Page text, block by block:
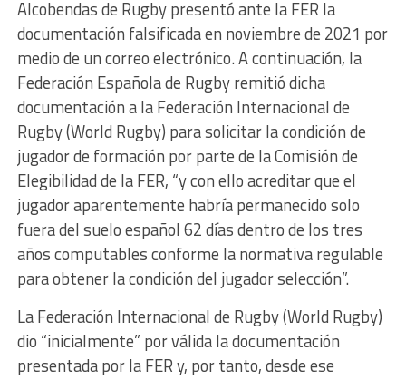
Alcobendas de Rugby presentó ante la FER la
documentación falsificada en noviembre de 2021 por
medio de un correo electrónico. A continuación, la
Federación Española de Rugby remitió dicha
documentación a la Federación Internacional de
Rugby (World Rugby) para solicitar la condición de
jugador de formación por parte de la Comisión de
Elegibilidad de la FER, “y con ello acreditar que el
jugador aparentemente habría permanecido solo
fuera del suelo español 62 días dentro de los tres
años computables conforme la normativa regulable
para obtener la condición del jugador selección”.
La Federación Internacional de Rugby (World Rugby)
dio “inicialmente” por válida la documentación
presentada por la FER y, por tanto, desde ese